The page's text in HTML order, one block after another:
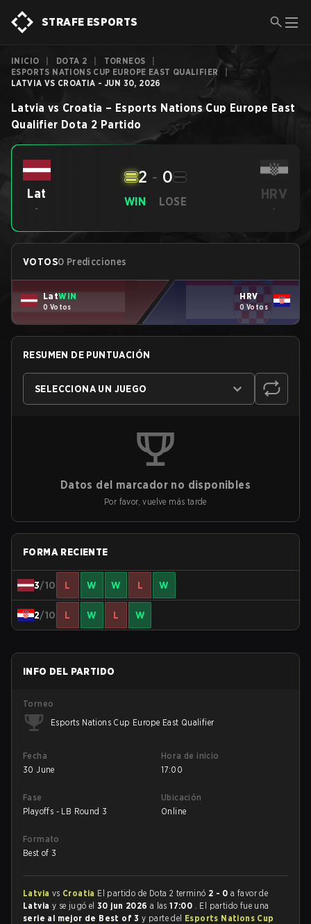
STRAFE ESPORTS
INICIO DOTA 2 TORNEOS
ESPORTS NATIONS CUP EUROPE EAST QUALIFIER
LATVIA VS CROATIA - JUN 30, 2026
Latvia vs Croatia – Esports Nations Cup Europe East
Qualifier Dota 2 Partido
Lat
-
WIN
2 - 0
LOSE HRV
-
VOTOS0 Predicciones
LatWIN
0 Votos
HRV
0 Votos
RESUMEN DE PUNTUACIÓN
SELECCIONA UN JUEGO
Datos del marcador no disponibles
Por favor, vuelve más tarde
FORMA RECIENTE
3/10 L W W L W
2/10 L W L W
INFO DEL PARTIDO
Torneo
Esports Nations Cup Europe East Qualifier
Fecha
30 June
Hora de inicio
17:00
Fase
Playoffs - LB Round 3
Ubicación
Online
Formato
Best of 3
Latvia vs Croatia El partido de Dota 2 terminó 2 - 0 a favor de
Latvia y se jugó el30 jun 2026 a las17:00 . El partido fue una
serie al mejor de Best of 3y parte del Esports Nations Cup